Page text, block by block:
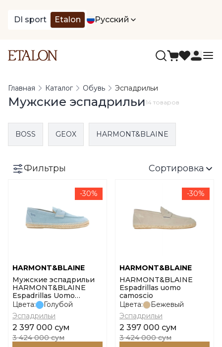
DI sport Etalon Русский
Главная Каталог Обувь Эспадрильи
Мужские эспадрильи14 товаров
BOSS GEOX HARMONT&BLAINE
Фильтры Сортировка
-30%
HARMONT&BLAINE
Мужские эспадрильи
HARMONT&BLAINE
Espadrillas Uomo
Camoscio размер 39
Цвета:
Голубой
Эспадрильи
2 397 000 сум
3 424 000 сум
-30%
HARMONT&BLAINE
HARMONT&BLAINE
Espadrillas uomo
camoscio
Цвета:
Бежевый
Эспадрильи
2 397 000 сум
3 424 000 сум